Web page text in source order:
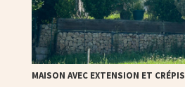
MAISON AVEC EXTENSION ET CRÉPIS